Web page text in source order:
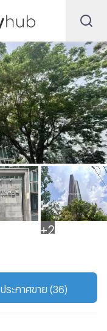
+ 2
ประกาศขาย (36)